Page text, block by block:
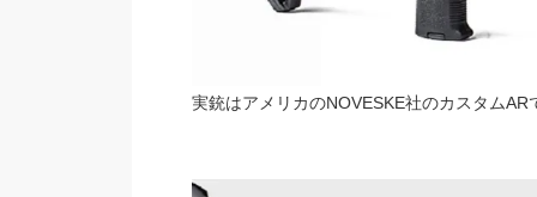
実銃はアメリカのNOVESKE社のカスタム